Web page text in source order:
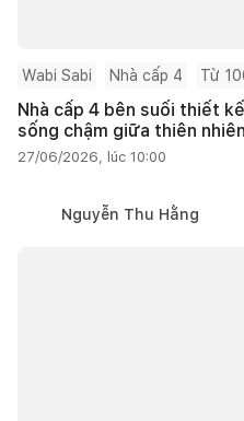
Wabi Sabi Nhà cấp 4 Từ
Nhà cấp 4 bên suối thiết
sống chậm giữa thiên nhiên
27/06/2026, lúc 10:00
Nguyễn Thu Hằng